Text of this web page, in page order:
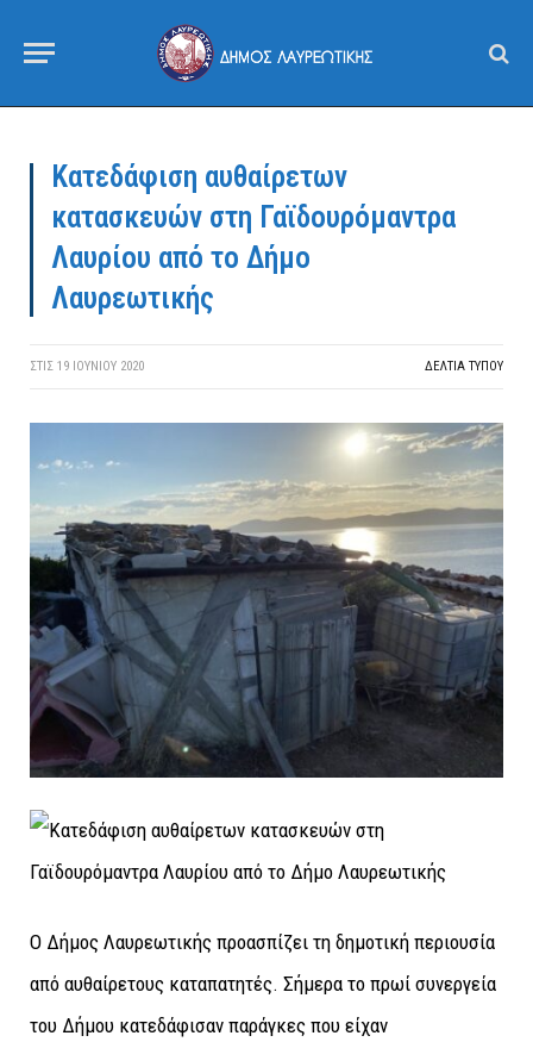
Κατεδάφιση αυθαίρετων
κατασκευών στη Γαϊδουρόμαντρα
Λαυρίου από το Δήμο
Λαυρεωτικής
ΣΤΙΣ 19 ΙΟΥΝΊΟΥ 2020 ΔΕΛΤΙΑ ΤΥΠΟΥ
Ο Δήμος Λαυρεωτικής προασπίζει τη δημοτική περιουσία
από αυθαίρετους καταπατητές. Σήμερα το πρωί συνεργεία
του Δήμου κατεδάφισαν παράγκες που είχαν